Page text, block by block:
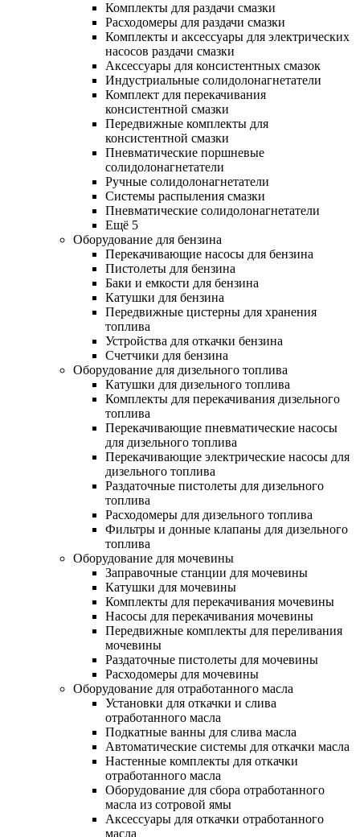
Комплекты для раздачи смазки
Расходомеры для раздачи смазки
Комплекты и аксессуары для электрических
насосов раздачи смазки
Аксессуары для консистентных смазок
Индустриальные солидолонагнетатели
Комплект для перекачивания
консистентной смазки
Передвижные комплекты для
консистентной смазки
Пневматические поршневые
солидолонагнетатели
Ручные солидолонагнетатели
Системы распыления смазки
Пневматические солидолонагнетатели
Ещё 5
Оборудование для бензина
Перекачивающие насосы для бензина
Пистолеты для бензина
Баки и емкости для бензина
Катушки для бензина
Передвижные цистерны для хранения
топлива
Устройства для откачки бензина
Счетчики для бензина
Оборудование для дизельного топлива
Катушки для дизельного топлива
Комплекты для перекачивания дизельного
топлива
Перекачивающие пневматические насосы
для дизельного топлива
Перекачивающие электрические насосы для
дизельного топлива
Раздаточные пистолеты для дизельного
топлива
Расходомеры для дизельного топлива
Фильтры и донные клапаны для дизельного
топлива
Оборудование для мочевины
Заправочные станции для мочевины
Катушки для мочевины
Комплекты для перекачивания мочевины
Насосы для перекачивания мочевины
Передвижные комплекты для переливания
мочевины
Раздаточные пистолеты для мочевины
Расходомеры для мочевины
Оборудование для отработанного масла
Установки для откачки и слива
отработанного масла
Подкатные ванны для слива масла
Автоматические системы для откачки масла
Настенные комплекты для откачки
отработанного масла
Оборудование для сбора отработанного
масла из сотровой ямы
Аксессуары для откачки отработанного
масла